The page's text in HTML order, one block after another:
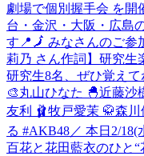
劇場で個別握手会 を開
台・金沢・大阪・広島
す📍🗾 みなさんのご参
莉乃 さん作詞】研究生
研究生8名、ぜひ覚えて
🎨丸山ひなた 🐣近藤沙
友利 🩰牧戸愛茉 🥋森
る #AKB48／ 本日2/
百花と花田藍衣のひと